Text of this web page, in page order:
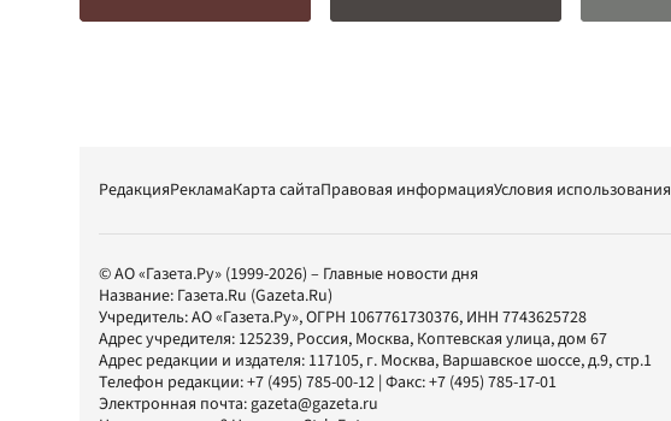
РедакцияРекламаКарта сайтаПравовая информацияУсловия использования
© АО «Газета.Ру» (1999-2026) – Главные новости дня
Название: Газета.Ru (Gazeta.Ru)
Учредитель:АО «Газета.Ру», ОГРН 1067761730376, ИНН 7743625728
Адрес учредителя: 125239, Россия, Москва, Коптевская улица, дом 67
Адрес редакции и издателя: 117105, г. Москва, Варшавское шоссе, д.9, стр.1
Телефон редакции:+7 (495) 785-00-12 | Факс:+7 (495) 785-17-01
Электронная почта:gazeta@gazeta.ru